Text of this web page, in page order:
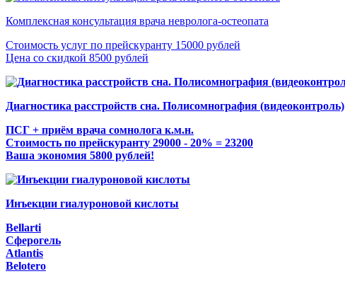
Комплексная консультация врача невролога-остеопата
Стоимость услуг по прейскуранту 15000 рублей
Цена со скидкой 8500 рублей
Диагностика расстройств сна. Полисомнография (видеоконтроль)
ПСГ + приём врача сомнолога к.м.н.
Стоимость по прейскуранту 29000 - 20% = 23200
Ваша экономия 5800 рублей!
Инъекции гиалуроновой кислоты
Bellarti
Сферогель
Atlantis
Belotero